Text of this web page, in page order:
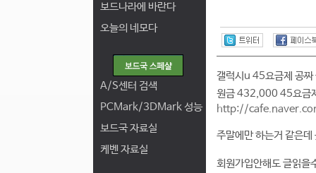
보드나라에 바란다
오늘의 네모다
A/S센터 검색
PCMark/3DMark 성능
보드국 자료실
케벤 자료실
갤럭시u 45요금제 공짜
원금 432,000 45요금
http://
주말에만 하는거 같은
회원가입안해도 글읽을